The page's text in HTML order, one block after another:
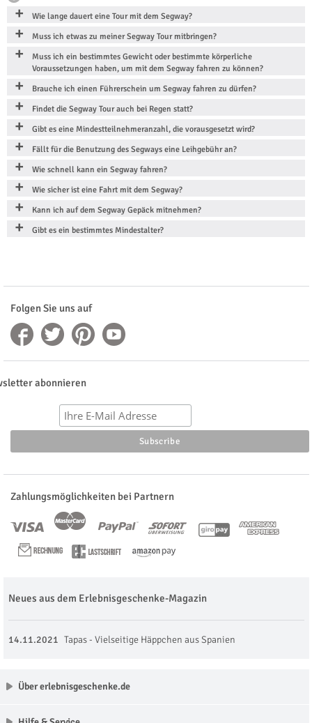
Wie lange dauert eine Tour mit dem Segway?
Muss ich etwas zu meiner Segway Tour mitbringen?
Muss ich ein bestimmtes Gewicht oder bestimmte körperliche
Voraussetzungen haben, um mit dem Segway fahren zu können?
Brauche ich einen Führerschein um Segway fahren zu dürfen?
Findet die Segway Tour auch bei Regen statt?
Gibt es eine Mindestteilnehmeranzahl, die vorausgesetzt wird?
Fällt für die Benutzung des Segways eine Leihgebühr an?
Wie schnell kann ein Segway fahren?
Wie sicher ist eine Fahrt mit dem Segway?
Kann ich auf dem Segway Gepäck mitnehmen?
Gibt es ein bestimmtes Mindestalter?
Folgen Sie uns auf
abonnieren
Zahlungsmöglichkeiten bei Partnern
Neues aus dem Erlebnisgeschenke-Magazin
14.11.2021 Tapas - Vielseitige Häppchen aus Spanien
Über erlebnisgeschenke.de